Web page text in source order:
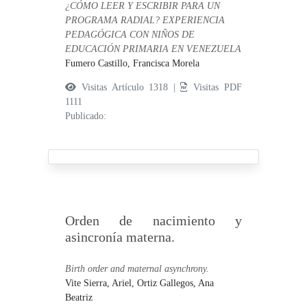
¿CÓMO LEER Y ESCRIBIR PARA UN
PROGRAMA RADIAL? EXPERIENCIA
PEDAGÓGICA CON NIÑOS DE
EDUCACIÓN PRIMARIA EN VENEZUELA
Fumero Castillo, Francisca Morela
Visitas Artículo 1318 |
Visitas PDF
1111
Publicado:
Orden de nacimiento y
asincronía materna.
Birth order and maternal asynchrony.
Vite Sierra, Ariel,Ortiz Gallegos, Ana
Beatriz